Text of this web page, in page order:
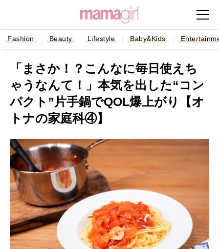
Fashion Beauty Lifestyle Baby&Kids
「まさか！？こんなに毎日使えち
ゃうなんて！」本気を出した“コン
パクト”⽚⼿鍋でQOL爆上がり【オ
トナの家庭科④】